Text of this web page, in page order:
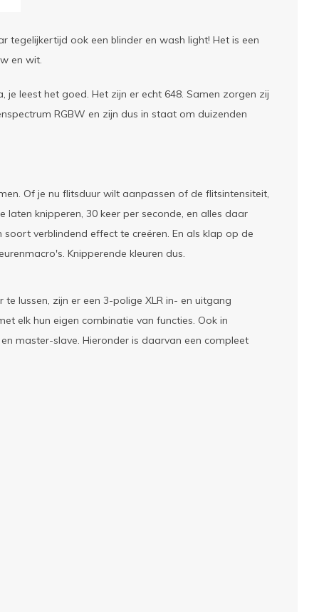
tegelijkertijd ook een blinder en wash light! Het is een
en wit.
je leest het goed. Het zijn er echt 648. Samen zorgen zij
RGBW en zijn dus in staat om duizenden
Of je nu flitsduur wilt aanpassen of de flitsintensiteit,
laten knipperen, 30 keer per seconde, en alles daar
verblindend effect te creëren. En als klap op de
Knipperende kleuren dus.
lussen, zijn er een 3-polige XLR in- en uitgang
elk hun eigen combinatie van functies. Ook in
master-slave. Hieronder is daarvan een compleet